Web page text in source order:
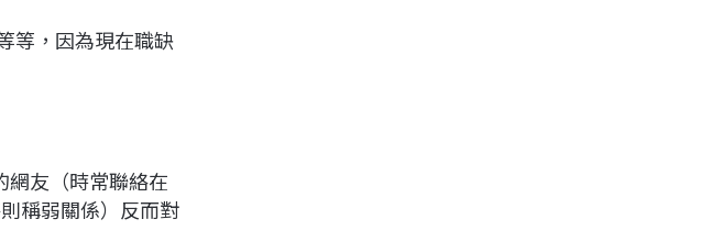
等，因為現在職缺
友（時常聯絡在
稱弱關係）反而對